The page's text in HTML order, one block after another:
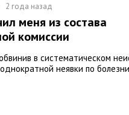
2 года назад
меня из состава
комиссии
в систематическом
неявки по болезни